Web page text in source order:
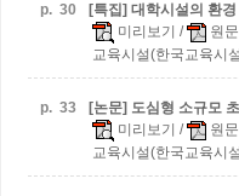
p. 30
[특집] 대학시설의 환
미리보기 / 원
교육시설(한국교육시
p. 33
[논문] 도심형 소규모
미리보기 / 원
교육시설(한국교육시